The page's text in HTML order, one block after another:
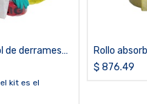
de derrames
kit es el
Rollo
químicos
$ 876.49